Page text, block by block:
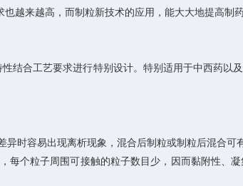
来越高，而制粒新技术的应用，能大大地提高制
合工艺要求进行特别设计。特别适用于中西药以
容易出现离析现象，混合后制粒或制粒后混合可
个粒子周围可接触的粒子数目少，因而黏附性、